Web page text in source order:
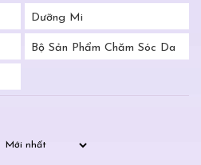
Dưỡng Mi
Bộ Sản Phẩm Chăm Sóc Da